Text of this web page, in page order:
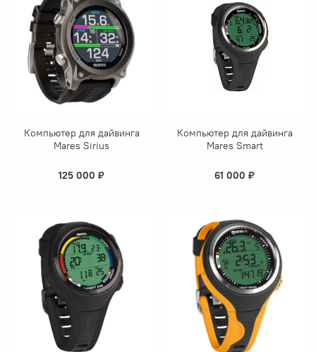
Компьютер для дайвинга
Mares Sirius
125 000 ₽
Компьютер для дайвинга
Mares Smart
61 000 ₽